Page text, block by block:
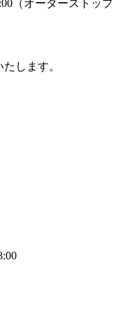
（オーダーストップ
します。